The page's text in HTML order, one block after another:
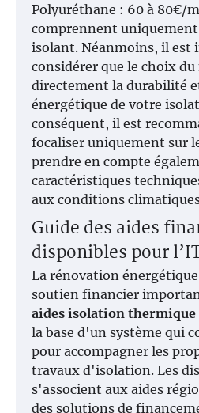
Polyuréthane : 60 à 80€/
comprennent
isolant. Néanmoins, il est
considérer que le choix
directement la durabilité
énergétique de votre
conséquent, il est
focaliser uniquement sur
prendre en compte
caractéristiques
aux conditions
Guide des aides
disponibles pour
La rénovation
soutien financier
aides isolation thermique
la base d'un système qui
pour accompagner les
travaux d'isolation. Les
s'associent aux aides
des solutions de